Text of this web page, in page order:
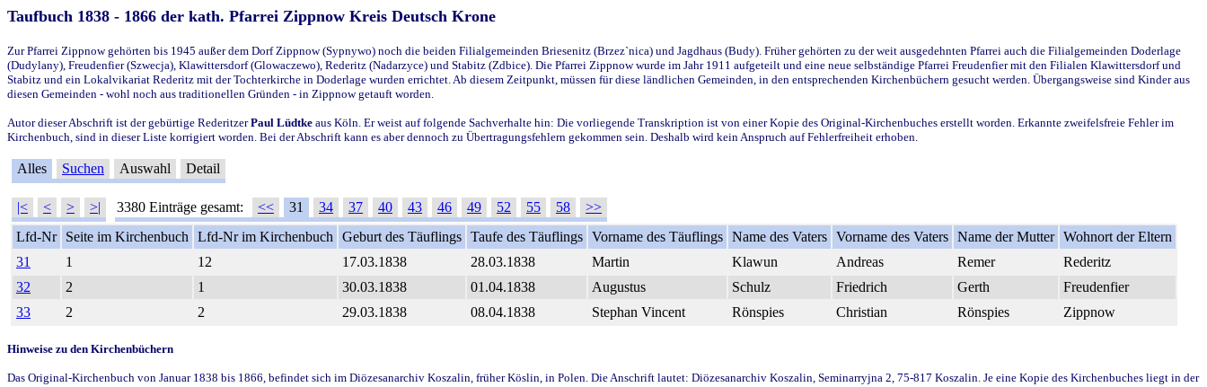
Taufbuch 1838 - 1866 der kath. Pfarrei Zippnow Kreis Deutsch Krone
Zur Pfarrei Zippnow gehörten bis 1945 außer dem Dorf Zippnow (Sypnywo) noch die beiden Filialgemeinden Briesenitz (Brzez`nica) und Jagdhaus (Budy). Früher gehörten zu der weit ausgedehnten Pfarrei auch die Filialgemeinden Doderlage
(Dudylany), Freudenfier (Szwecja), Klawittersdorf (Glowaczewo), Rederitz (Nadarzyce) und Stabitz (Zdbice). Die Pfarrei Zippnow wurde im Jahr 1911 aufgeteilt und eine neue selbständige Pfarrei Freudenfier mit den Filialen Klawittersdorf und
Stabitz und ein Lokalvikariat Rederitz mit der Tochterkirche in Doderlage wurden errichtet. Ab diesem Zeitpunkt, müssen für diese ländlichen Gemeinden, in den entsprechenden Kirchenbüchern gesucht werden. Übergangsweise sind Kinder aus
diesen Gemeinden - wohl noch aus traditionellen Gründen - in Zippnow getauft worden.
Autor dieser Abschrift ist der gebürtige RederitzerPaul Lüdtke aus Köln. Er weist auf folgende Sachverhalte hin: Die vorliegende Transkription ist von einer Kopie des Original-Kirchenbuches erstellt worden. Erkannte zweifelsfreie Fehler im
Kirchenbuch, sind in dieser Liste korrigiert worden. Bei der Abschrift kann es aber dennoch zu Übertragungsfehlern gekommen sein. Deshalb wird kein Anspruch auf Fehlerfreiheit erhoben.
Alles Suchen Auswahl Detail
|< < > >| 3380 Einträge gesamt: << 31 34 37 40 43 46 49 52 55 58
>>
Lfd-Nr
Seite im Kirchenbuch Lfd-Nr im Kirchenbuch Geburt des Täuflings Taufe des Täuflings Vorname des Täuflings Name des Vaters Vorname des Vaters Name der Mutter Wohnort der Eltern
31
1 12 17.03.1838 28.03.1838 Martin Klawun Andreas Remer
Rederitz
32
2 1 30.03.1838 01.04.1838 Augustus Schulz Friedrich Gerth
Freudenfier
33
2 2 29.03.1838 08.04.1838 Stephan Vincent Rönspies Christian Rönspies Zippnow
Hinweise zu den Kirchenbüchern
Das Original-Kirchenbuch von Januar 1838 bis 1866, befindet sich im Diözesanarchiv Koszalin, früher Köslin, in Polen. Die Anschrift lautet: Diözesanarchiv Koszalin, Seminarryjna 2, 75-817 Koszalin. Je eine Kopie des Kirchenbuches liegt in der